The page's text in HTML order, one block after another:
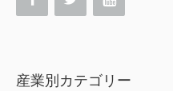
産業別カテゴリー